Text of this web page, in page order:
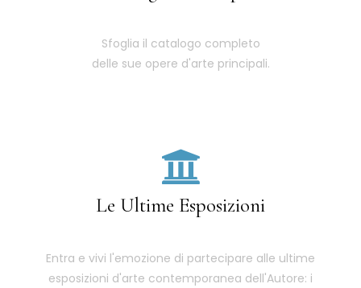
Sfoglia il catalogo completo
delle sue opere d'arte principali.
Le Ultime Esposizioni
Entra e vivi l'emozione di partecipare alle ultime
esposizioni d'arte contemporanea dell'Autore: i